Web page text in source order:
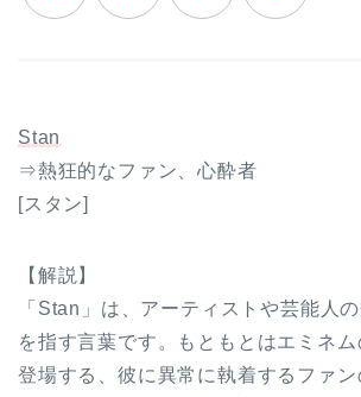
Stan
⇒熱狂的なファン、心酔者
[スタン]
【解説】
「Stan」は、アーティストや芸能人
を指す言葉です。もともとはエミネ
登場する、彼に異常に執着するファン